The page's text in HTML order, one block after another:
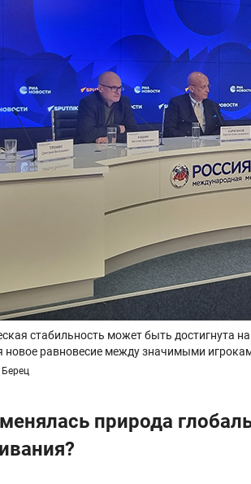
стабильность может быть достигнута
новое равновесие между значимыми
природа